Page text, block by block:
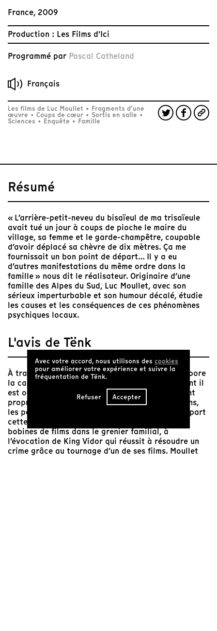
France, 2009
Production : Les Films d'Ici
Programmé par Pascal Catheland
Français
Les films de Luc Moullet • Fragments d’une
œuvre • Coups de cœur • Sortis en salle •
Sciences • Enquête • Famille
Résumé
« L’arrière-petit-neveu du bisaïeul de ma trisaïeule
avait tué un jour à coups de pioche le maire du
village, sa femme et le garde-champêtre, coupable
d’avoir déplacé sa chèvre de dix mètres. Ça me
fournissait un bon point de départ… Il y a eu
d’autres manifestations du même ordre dans la
famille » nous dit le réalisateur. Originaire d’une
famille des Alpes du Sud, Luc Moullet, avec son
sérieux imperturbable et son humour décalé, étudie
les causes et les conséquences de ces phénomènes
psychiques locaux.
L'avis de Tënk
À travers une suite d’entretiens, Luc Moullet élabore
la cartographie de cette « terre de la folie » dont il
est originaire. Avec le ton et l’humour qui lui sont
propres, le cinéaste fait s’enchaîner les situations,
les personnages. Le cinéma traverse de part en part
cette enquête documentaire, du sol jonché de
bobines de films dans le grenier familial, à
l’évocation de King Vidor qui réussit à résoudre un
crime grâce au tournage d’un de ses films. Moullet
Avec votre accord, nous utilisons des cookies
pour améliorer votre expérience et suivre la
fréquentation de Tënk.
Refuser Accepter